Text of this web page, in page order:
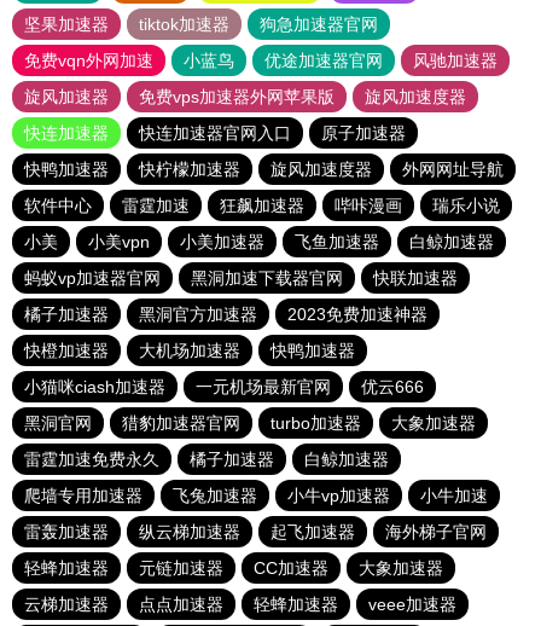
坚果加速器
tiktok加速器
狗急加速器官网
免费vqn外网加速
小蓝鸟 优途加速器官网
风驰加速器
旋风加速器
免费vps加速器外网苹果版
旋风加速度器
快连加速器
快连加速器官网入口
原子加速器
快鸭加速器
快柠檬加速器 旋风加速度器
外网网址导航
软件中心
雷霆加速 狂飙加速器 哔咔漫画
瑞乐小说
小美
小美vpn 小美加速器 飞鱼加速器
白鲸加速器
蚂蚁vp加速器官网
黑洞加速下载器官网
快联加速器
橘子加速器
黑洞官方加速器
2023免费加速神器
快橙加速器
大机场加速器
快鸭加速器
小猫咪ciash加速器
一元机场最新官网
优云666
黑洞官网
猎豹加速器官网 turbo加速器
大象加速器
雷霆加速免费永久
橘子加速器
白鲸加速器
爬墙专用加速器
飞兔加速器 小牛vp加速器
小牛加速
雷轰加速器
纵云梯加速器 起飞加速器
海外梯子官网
轻蜂加速器
元链加速器 CC加速器
大象加速器
云梯加速器
点点加速器 轻蜂加速器 veee加速器